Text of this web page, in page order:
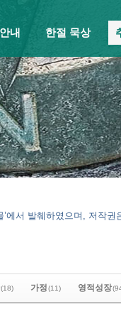
내 한절 묵상
에서 발췌하였으며, 저작
(18) 가정(11) 영적성장